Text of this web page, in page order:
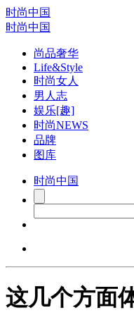
时尚中国
时尚中国
尚品奢华
Life&Style
时尚女人
男人志
娱乐[趣]
时尚NEWS
品牌
图库
时尚中国
这几个方面